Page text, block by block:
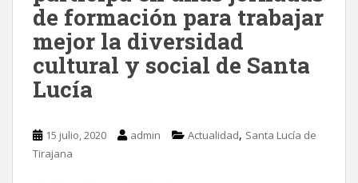
de formación para trabajar
mejor la diversidad
cultural y social de Santa
Lucía
15 julio, 2020 admin Actualidad, Santa Lucía de
Tirajana